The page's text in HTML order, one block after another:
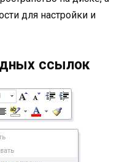
для настройки и
ссылок